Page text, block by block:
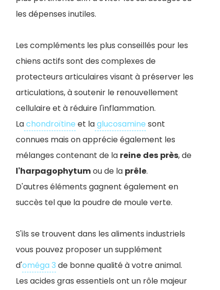
les dépenses inutiles.
Les compléments les plus conseillés pour les
chiens actifs sont des complexes de
protecteurs articulaires visant à préserver les
articulations, à soutenir le renouvellement
cellulaire et à réduire l'inflammation.
Lachondroïtine et laglucosamine sont
connues mais on apprécie également les
mélanges contenant de la reine des près, de
l'harpagophytumou de la prêle.
D'autres éléments gagnent également en
succès tel que la poudre de moule verte.
S'ils se trouvent dans les aliments industriels
vous pouvez proposer un supplément
d'oméga 3 de bonne qualité à votre animal.
Les acides gras essentiels ont un rôle majeur